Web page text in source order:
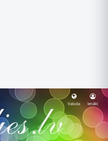
Valoda Ienākt